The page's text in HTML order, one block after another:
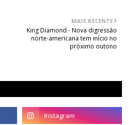
MAIS RECENTE
King Diamond - Nova digressão
norte-americana tem início no
próximo outono